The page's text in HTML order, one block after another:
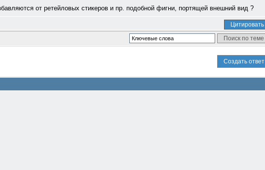
от ретейловых стикеров и пр. подобной фигни, портящей внешний вид ?
Цитировать
Создать ответ